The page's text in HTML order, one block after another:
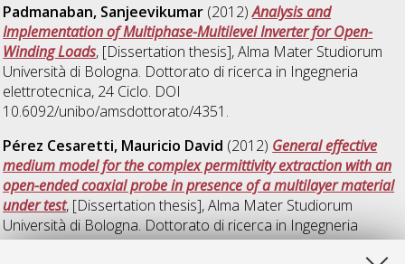
Padmanaban, Sanjeevikumar (2012)Analysis and
Implementation of Multiphase-Multilevel Inverter for Open-
Winding Loads, [Dissertation thesis], Alma Mater Studiorum
Università di Bologna. Dottorato di ricerca in Ingegneria
elettrotecnica, 24 Ciclo. DOI
10.6092/unibo/amsdottorato/4351.
Pérez Cesaretti, Mauricio David (2012) General effective
medium model for the complex permittivity extraction with an
open-ended coaxial probe in presence of a multilayer material
under test, [Dissertation thesis], Alma Mater Studiorum
Università di Bologna. Dottorato di ricerca in Ingegneria
elettrotecnica, 24 Ciclo. DOI